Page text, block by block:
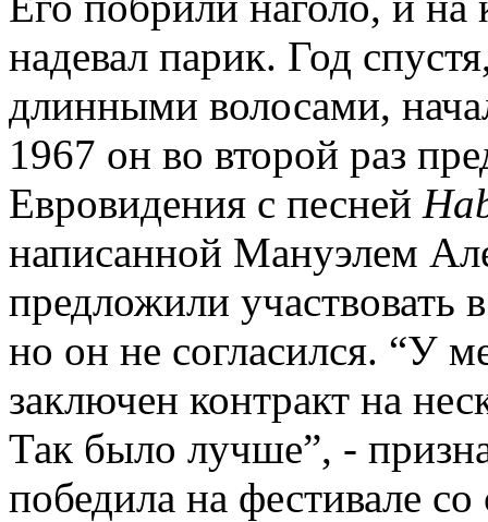
надевал парик. Год
длинными волосами,
1967 он во второй раз
Евровидения с песней
написанной Мануэлем
предложили участвовать
но он не согласился. “У
заключен контракт на
Так было лучше”, -
победила на фестивале